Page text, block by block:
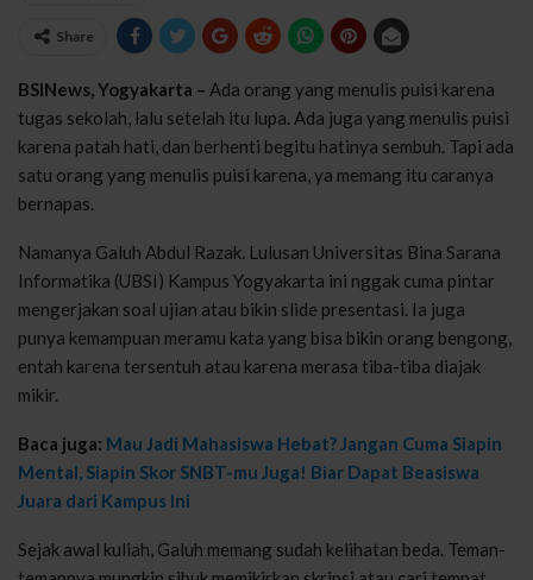
Share
BSINews, Yogyakarta – Ada orang yang menulis puisi karena
tugas sekolah, lalu setelah itu lupa. Ada juga yang menulis puisi
karena patah hati, dan berhenti begitu hatinya sembuh. Tapi ada
satu orang yang menulis puisi karena, ya memang itu caranya
bernapas.
Namanya Galuh Abdul Razak. Lulusan Universitas Bina Sarana
Informatika (UBSI) Kampus Yogyakarta ini nggak cuma pintar
mengerjakan soal ujian atau bikin slide presentasi. Ia juga
punya kemampuan meramu kata yang bisa bikin orang bengong,
entah karena tersentuh atau karena merasa tiba-tiba diajak
mikir.
Baca juga: Mau Jadi Mahasiswa Hebat? Jangan Cuma Siapin
Mental, Siapin Skor SNBT-mu Juga! Biar Dapat Beasiswa
Juara dari Kampus Ini
Sejak awal kuliah, Galuh memang sudah kelihatan beda. Teman-